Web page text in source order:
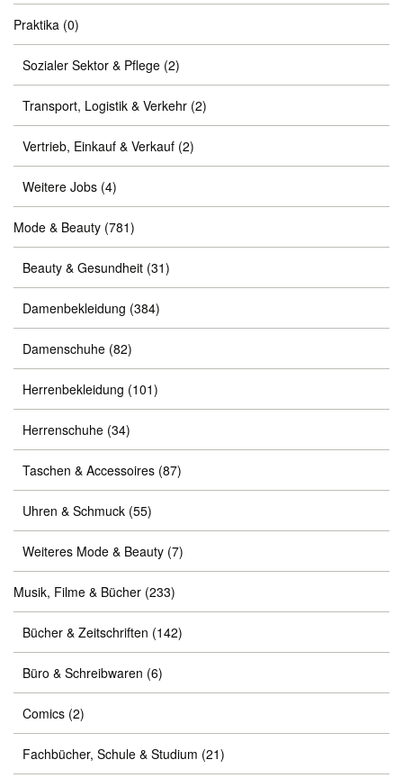
Praktika (0)
Sozialer Sektor & Pflege (2)
Transport, Logistik & Verkehr (2)
Vertrieb, Einkauf & Verkauf (2)
Weitere Jobs (4)
Mode & Beauty (781)
Beauty & Gesundheit (31)
Damenbekleidung (384)
Damenschuhe (82)
Herrenbekleidung (101)
Herrenschuhe (34)
Taschen & Accessoires (87)
Uhren & Schmuck (55)
Weiteres Mode & Beauty (7)
Musik, Filme & Bücher (233)
Bücher & Zeitschriften (142)
Büro & Schreibwaren (6)
Comics (2)
Fachbücher, Schule & Studium (21)